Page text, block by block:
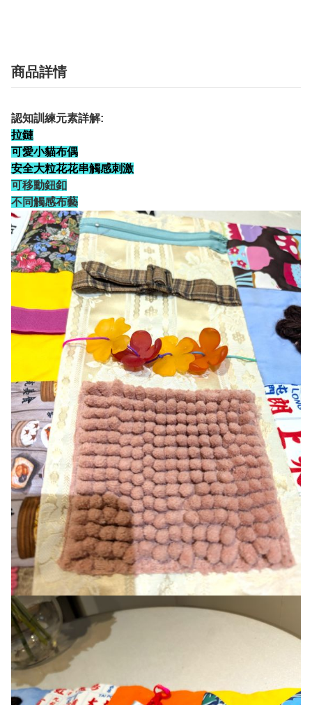
商品詳情
認知訓練元素詳解:
拉鏈
可愛小貓布偶
安全大粒花花串觸感刺激
可移動鈕釦
不同觸感布藝